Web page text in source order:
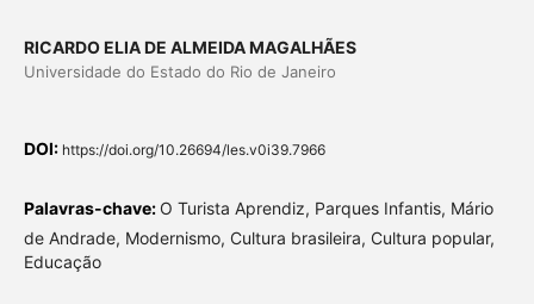
RICARDO ELIA DE ALMEIDA MAGALHÃES
Universidade do Estado do Rio de Janeiro
DOI: https://doi.org/10.26694/les.v0i39.7966
Palavras-chave: O Turista Aprendiz, Parques Infantis, Mário
de Andrade, Modernismo, Cultura brasileira, Cultura popular,
Educação